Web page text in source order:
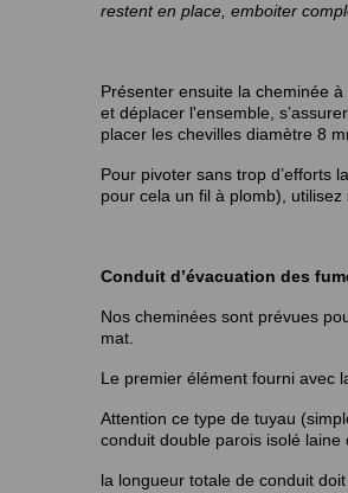
restent en place, emboiter
Présenter ensuite la cheminée
et déplacer l'ensemble,
placer les chevilles diamètre 8
Pour pivoter sans trop d’efforts
pour cela un fil à plomb),
Conduit d’évacuation des
Nos cheminées sont prévues
mat.
Le premier élément fourni avec
Attention ce type de tuyau
conduit double parois isolé
la longueur totale de conduit